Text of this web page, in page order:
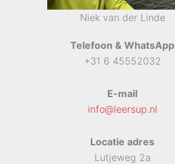
Niek van der Linde
Telefoon & WhatsApp
+31 6 45552032
E-mail
info@leersup.nl
Locatie adres
Lutjeweg 2a